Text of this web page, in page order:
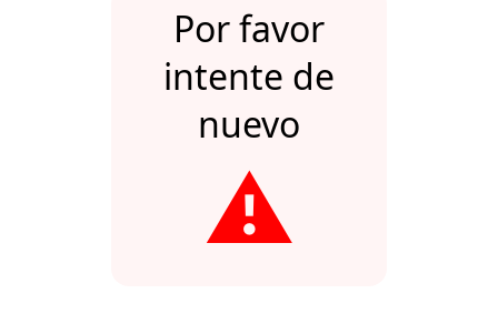
Por favor
intente de
nuevo
⚠️